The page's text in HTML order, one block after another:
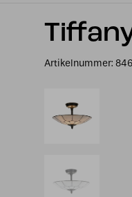
Artikelnummer: